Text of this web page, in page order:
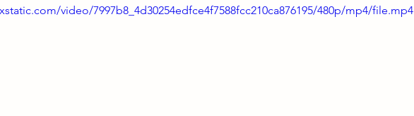
video/7997b8_4d30254edfce4f7588fcc210ca876195/480p/mp4/file.mp4